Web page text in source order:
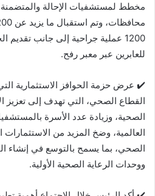
1200 عملية جراحية إلى جانب تقديم
للعابرين عبر معبر رفح.
✔️ عرض حزمة الحوافز الاستثمارية
القطاع الصحي، التي تهدف إلى تعزيز
الصحية، وزيادة عدد الأسرة
العالمية، وضخ المزيد من الاستثمارات
الصحي، بما يسمح بالتوسع في إنشاء
ووحدات الرعاية الصحية الأولية.